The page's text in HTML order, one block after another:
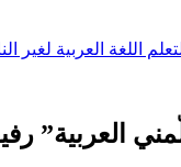
العربية”